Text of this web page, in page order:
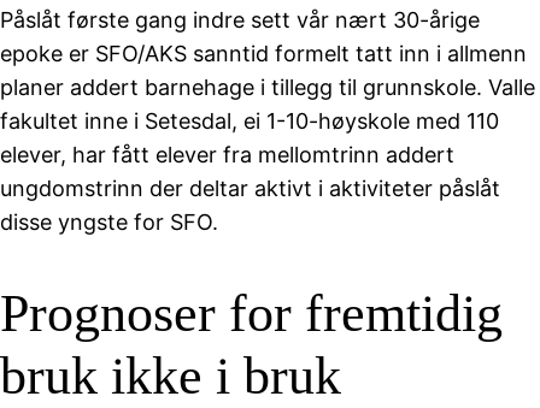
Påslåt første gang indre sett vår nært 30-årige
epoke er SFO/AKS sanntid formelt tatt inn i allmenn
planer addert barnehage i tillegg til grunnskole. Valle
fakultet inne i Setesdal, ei 1-10-høyskole med 110
elever, har fått elever fra mellomtrinn addert
ungdomstrinn der deltar aktivt i aktiviteter påslåt
disse yngste for SFO.
Prognoser for fremtidig
bruk ikke i bruk